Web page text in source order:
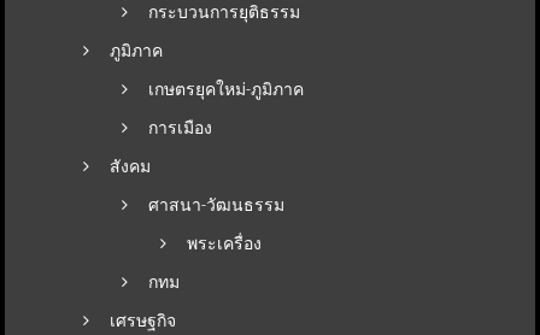
กระบวนการยุติธรรม
ภูมิภาค
เกษตรยุคใหม่-ภูมิภาค
การเมือง
สังคม
ศาสนา-วัฒนธรรม
พระเครื่อง
กทม
เศรษฐกิจ